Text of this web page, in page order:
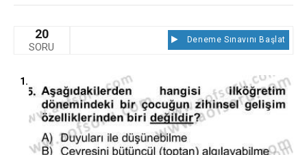
20
SORU
Deneme Sınavını Başlat
1.